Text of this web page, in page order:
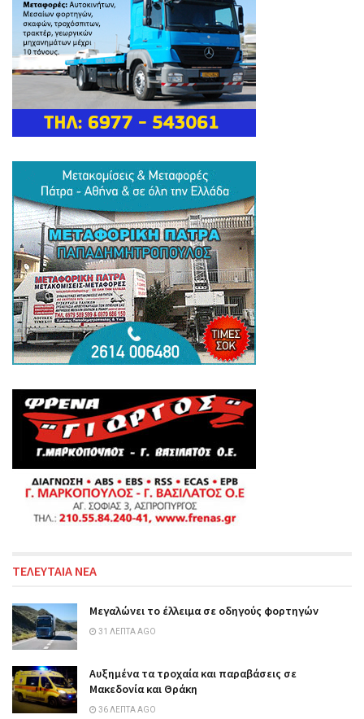
ΤΕΛΕΥΤΑΙΑ ΝΕΑ
Μεγαλώνει το έλλειμα σε οδηγούς φορτηγών
31 ΛΕΠΤΆ AGO
Αυξημένα τα τροχαία και παραβάσεις σε
Μακεδονία και Θράκη
36 ΛΕΠΤΆ AGO